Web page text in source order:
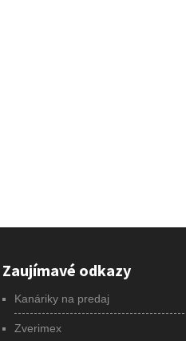
Zaujímavé odkazy
Kanáriky na predaj
Zverimex